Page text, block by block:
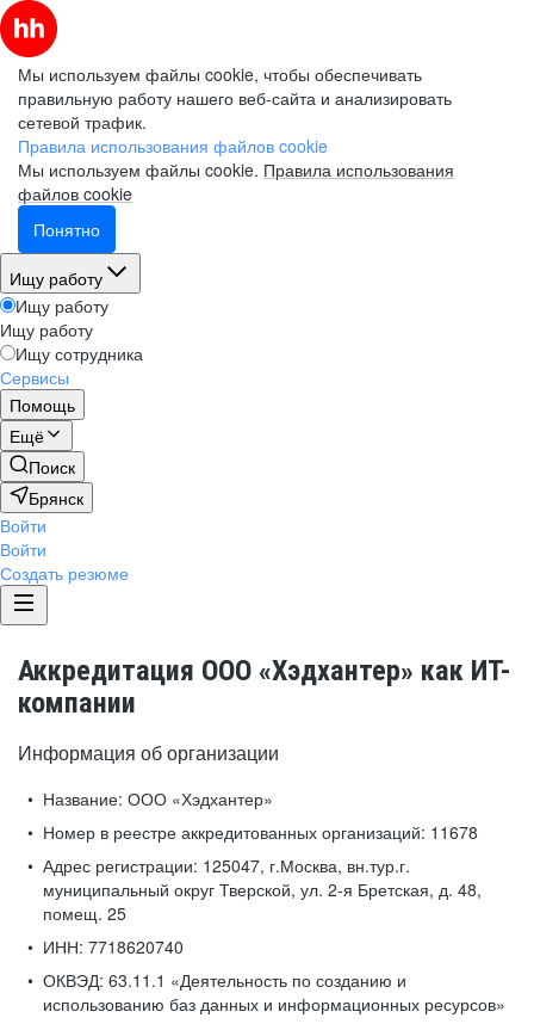
Мы используем файлы cookie, чтобы обеспечивать
правильную работу нашего веб-сайта и анализировать
сетевой трафик.
Правила использования файлов cookie
Мы используем файлы cookie. Правила использования
файлов cookie
Понятно
Ищу работу
Ищу работу
Ищу работу
Ищу сотрудника
Сервисы
Помощь
Ещё
Поиск
Брянск
Войти
Войти
Создать резюме
Аккредитация ООО «Хэдхантер» как ИТ-
компании
Информация об организации
Название: ООО «Хэдхантер»
Номер в реестре аккредитованных организаций: 11678
Адрес регистрации: 125047, г.Москва, вн.тур.г.
муниципальный округ Тверской, ул. 2-я Бретская, д. 48,
помещ. 25
ИНН: 7718620740
ОКВЭД: 63.11.1 «Деятельность по созданию и
использованию баз данных и информационных ресурсов»